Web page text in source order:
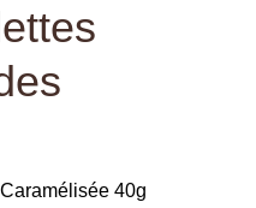
40g